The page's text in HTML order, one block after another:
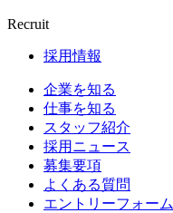
Recruit
採用情報
企業を知る
仕事を知る
スタッフ紹介
採用ニュース
募集要項
よくある質問
エントリーフォーム